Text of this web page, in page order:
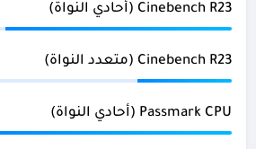
Cinebench R23 (أحادي النواة)
Cinebench R23 (متعدد النواة)
Passmark CPU (أحادي النواة)